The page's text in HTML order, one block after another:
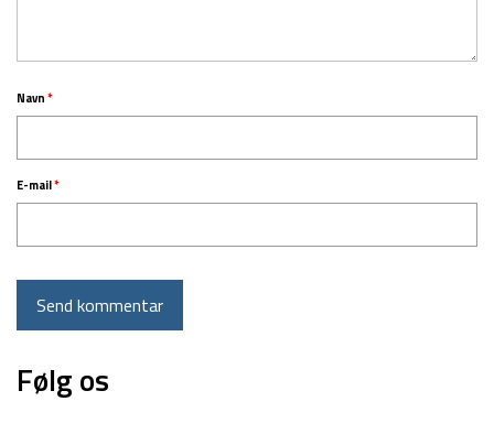
Navn*
E-mail*
Følg os